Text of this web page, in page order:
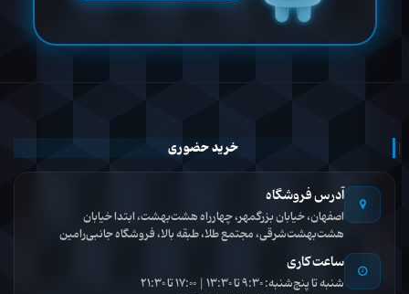
خرید حضوری
آدرس فروشگاه
اصفهان، خیابان بزرگمهر، چهارراه هشت‌بهشت، ابتدا خیابان
هشت‌بهشت‌شرقی، مجتمع طلا، طبقه بالا، فروشگاه جانبی‌رامین
ساعت کاری
شنبه تا پنج‌شنبه: 9:30 تا 13:30 | 17:00 تا 21:30